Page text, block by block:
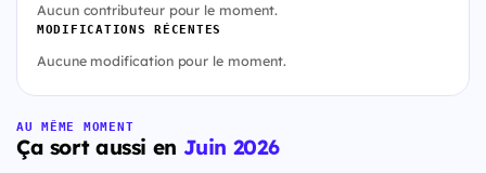
Aucun contributeur pour le moment.
MODIFICATIONS RÉCENTES
Aucune modification pour le moment.
AU MÊME MOMENT
Ça sort aussi en Juin 2026